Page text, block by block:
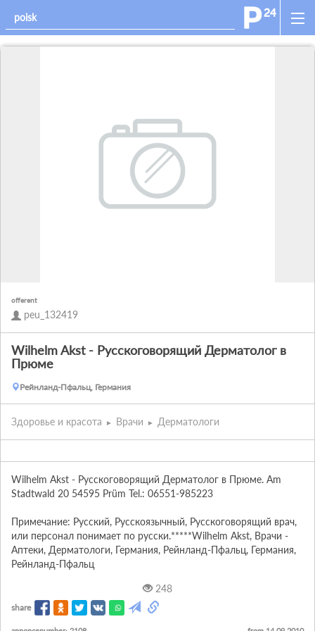
offerent
peu_132419
Wilhelm Akst - Русскоговорящий Дерматолог в
Прюме
Рейнланд-Пфальц, Германия
Здоровье и красота Врачи Дерматологи
Wilhelm Akst - Русскоговорящий Дерматолог в Прюме. Am
Stadtwald 20 54595 Prüm Tel.: 06551-985223
Примечание: Русский, Русскоязычный, Русскоговорящий врач,
или персонал понимает по русски.*****Wilhelm Akst, Врачи -
Аптеки, Дерматологи, Германия, Рейнланд-Пфальц, Германия,
Рейнланд-Пфальц
248
share